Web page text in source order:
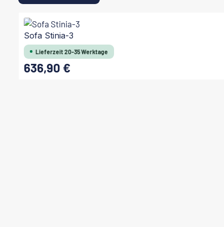
Produktgalerie überspringen
Sofa Stinia-3
Lieferzeit 20-35 Werktage
Regulärer Preis:
636,90 €